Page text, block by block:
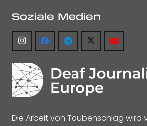
Soziale Medien
Die Arbeit von Taubenschlag wird